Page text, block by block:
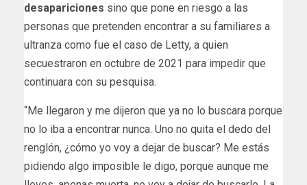
desapariciones sino que pone en riesgo a las
personas que pretenden encontrar a su familiares a
ultranza como fue el caso de Letty, a quien
secuestraron en octubre de 2021 para impedir que
continuara con su pesquisa.
“Me llegaron y me dijeron que ya no lo buscara porque
no lo iba a encontrar nunca. Uno no quita el dedo del
renglón, ¿cómo yo voy a dejar de buscar? Me estás
pidiendo algo imposible le digo, porque aunque me